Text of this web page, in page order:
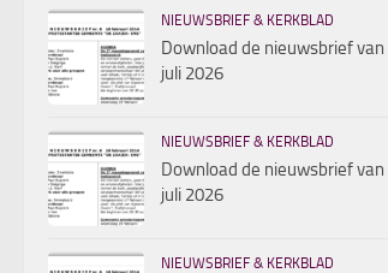
NIEUWSBRIEF & KERKBLAD
Download de nieuwsbrief van
juli 2026
NIEUWSBRIEF & KERKBLAD
Download de nieuwsbrief van
juli 2026
NIEUWSBRIEF & KERKBLAD